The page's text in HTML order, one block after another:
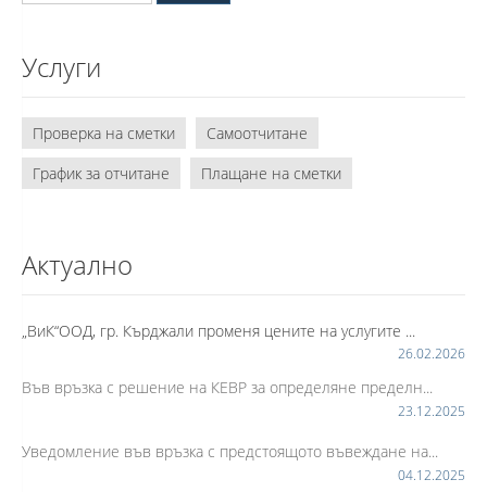
Услуги
Проверка на сметки
Самоотчитане
График за отчитане
Плащане на сметки
Актуално
„ВиК“ООД, гр. Кърджали променя цените на услугите ...
26.02.2026
Във връзка с решение на КЕВР за определяне пределн...
23.12.2025
Уведомление във връзка с предстоящото въвеждане на...
04.12.2025